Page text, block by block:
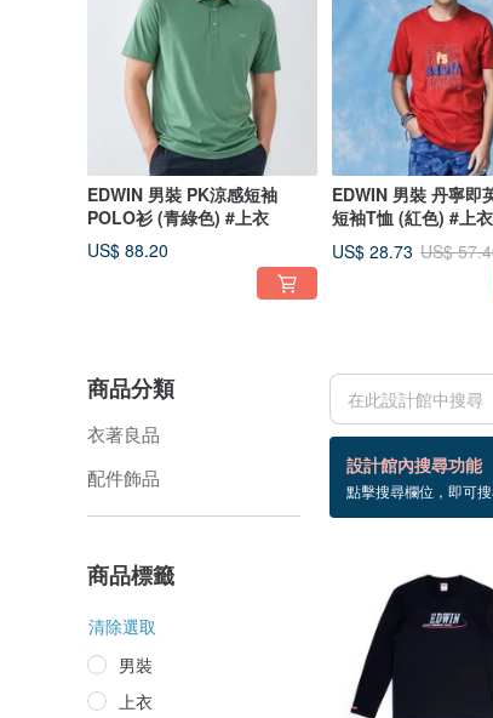
EDWIN 男裝 PK涼感短袖
POLO衫 (青綠色) #上衣
US$ 88.20
EDWIN 男裝 丹寧即
短袖T恤 (紅色) #上衣
US$ 28.73 US$
商品分類
衣著良品
配件飾品
商品標籤
清除選取
男裝
上衣
設計館內搜尋功能
點擊搜尋欄位，即可
403 個商品
短袖T恤